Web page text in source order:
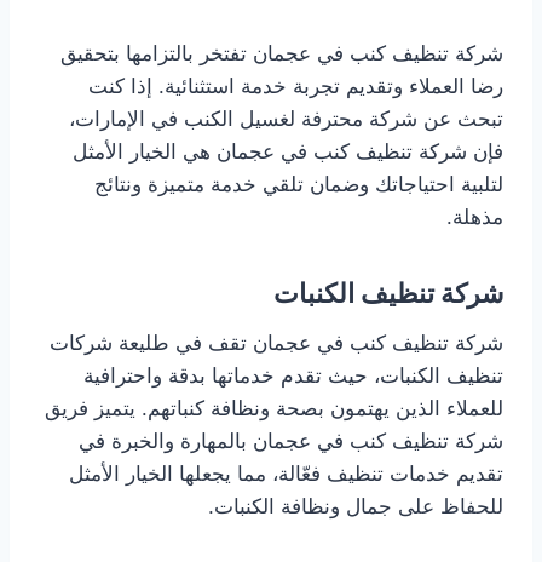
شركة تنظيف كنب في عجمان تفتخر بالتزامها بتحقيق
رضا العملاء وتقديم تجربة خدمة استثنائية. إذا كنت
تبحث عن شركة محترفة لغسيل الكنب في الإمارات،
فإن شركة تنظيف كنب في عجمان هي الخيار الأمثل
لتلبية احتياجاتك وضمان تلقي خدمة متميزة ونتائج
مذهلة.
شركة تنظيف الكنبات
شركة تنظيف كنب في عجمان تقف في طليعة شركات
تنظيف الكنبات، حيث تقدم خدماتها بدقة واحترافية
للعملاء الذين يهتمون بصحة ونظافة كنباتهم. يتميز فريق
شركة تنظيف كنب في عجمان بالمهارة والخبرة في
تقديم خدمات تنظيف فعّالة، مما يجعلها الخيار الأمثل
للحفاظ على جمال ونظافة الكنبات.